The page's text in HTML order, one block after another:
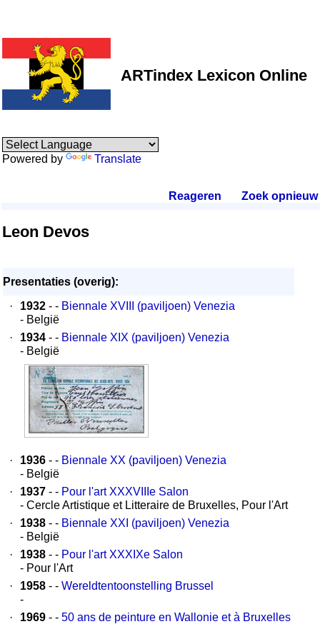
ARTindex Lexicon Online
Powered by Translate
Reageren Zoek opnieuw.
Leon Devos
Presentaties (overig):
·
1932 - - Biennale XVIII (paviljoen) Venezia
- België
·
1934 - - Biennale XIX (paviljoen) Venezia
- België
· 1936 - - Biennale XX (paviljoen) Venezia
- België
·
1937 - - Pour l'art XXXVIIIe Salon
- Cercle Artistique et Litteraire de Bruxelles, Pour l'Art
·
1938 - - Biennale XXI (paviljoen) Venezia
- België
·
1938 - - Pour l'art XXXIXe Salon
- Pour l'Art
·
1958 - - Wereldtentoonstelling Brussel
-
·
1969 - - 50 ans de peinture en Wallonie et à Bruxelles